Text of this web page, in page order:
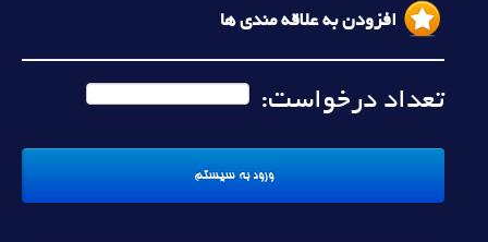
افزودن به علاقه مندی ها
تعداد درخواست: